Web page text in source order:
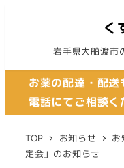
岩手県大船渡市
お薬の配達・配
電話にてご相談く
TOP お知らせ お
定会」のお知らせ